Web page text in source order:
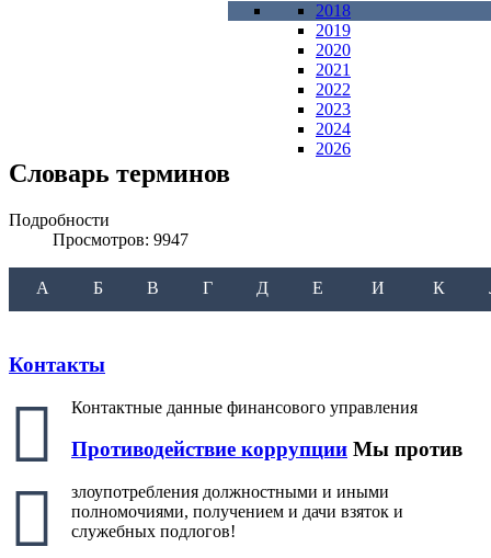
2018
2019
2020
2021
2022
2023
2024
2026
Словарь терминов
Подробности
Просмотров: 9947
А Б В Г Д Е И К
Контакты
Контактные данные финансового управления
Противодействие коррупции Мы против
злоупотребления должностными и иными
полномочиями, получением и дачи взяток и
служебных подлогов!